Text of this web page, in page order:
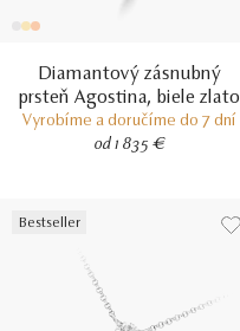
Diamantový zásnubný
prsteň Agostina, biele zlato
Vyrobíme a doručíme do 7 dní
od 1 835 €
Bestseller